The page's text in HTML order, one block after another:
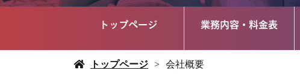
トップページ 業務内容・料金表
トップページ 会社概要